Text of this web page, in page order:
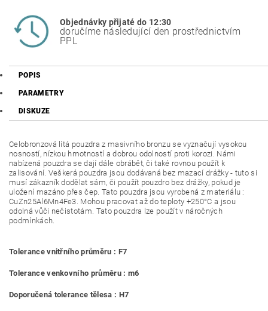
Objednávky přijaté do 12:30
doručíme následující den prostřednictvím
PPL
POPIS
PARAMETRY
DISKUZE
Celobronzová lítá pouzdra z masivního bronzu se vyznačují vysokou
nosností, nízkou hmotností a dobrou odolností proti korozi. Námi
nabízená pouzdra se dají dále obrábět, či také rovnou použít k
zalisování. Veškerá pouzdra jsou dodávaná bez mazací drážky - tuto si
musí zákazník dodělat sám, či použít pouzdro bez drážky, pokud je
uložení mazáno přes čep. Tato pouzdra jsou vyrobená z materiálu :
CuZn25Al6Mn4Fe3. Mohou pracovat až do teploty +250°C a jsou
odolná vůči nečistotám. Tato pouzdra lze použít v náročných
podmínkách.
Tolerance vnitřního průměru : F7
Tolerance venkovního průměru : m6
Doporučená tolerance tělesa : H7